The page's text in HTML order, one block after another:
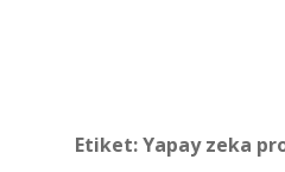
Etiket:Yapay zeka